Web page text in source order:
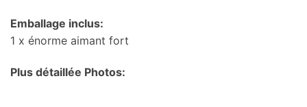
Emballage inclus:
1 x énorme aimant fort
Plus détaillée Photos: